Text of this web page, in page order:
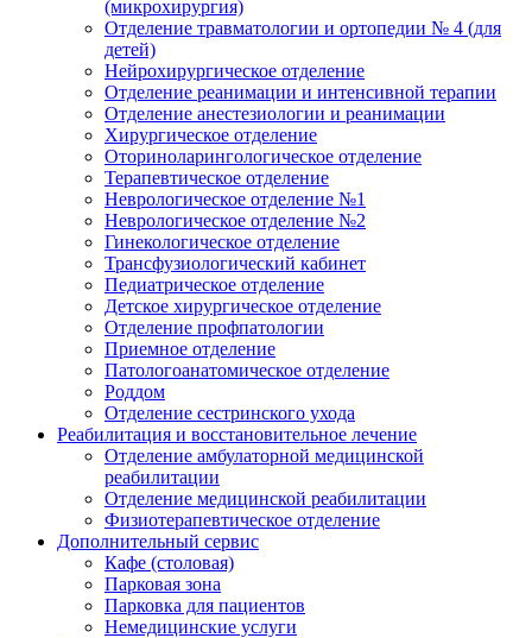
(микрохирургия)
Отделение травматологии и ортопедии № 4 (для
детей)
Нейрохирургическое отделение
Отделение реанимации и интенсивной терапии
Отделение анестезиологии и реанимации
Хирургическое отделение
Оториноларингологическое отделение
Терапевтическое отделение
Неврологическое отделение №1
Неврологическое отделение №2
Гинекологическое отделение
Трансфузиологический кабинет
Педиатрическое отделение
Детское хирургическое отделение
Отделение профпатологии
Приемное отделение
Патологоанатомическое отделение
Роддом
Отделение сестринского ухода
Реабилитация и восстановительное лечение
Отделение амбулаторной медицинской
реабилитации
Отделение медицинской реабилитации
Физиотерапевтическое отделение
Дополнительный сервис
Кафе (столовая)
Парковая зона
Парковка для пациентов
Немедицинские услуги